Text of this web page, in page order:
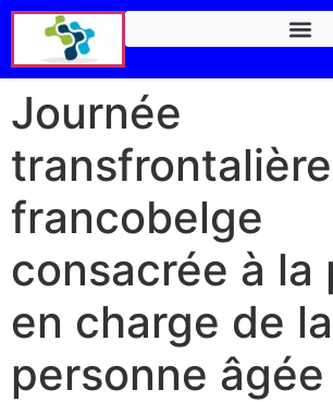
Journée
transfrontalière
franco­belge
consacrée à la
en charge de la
personne âgée